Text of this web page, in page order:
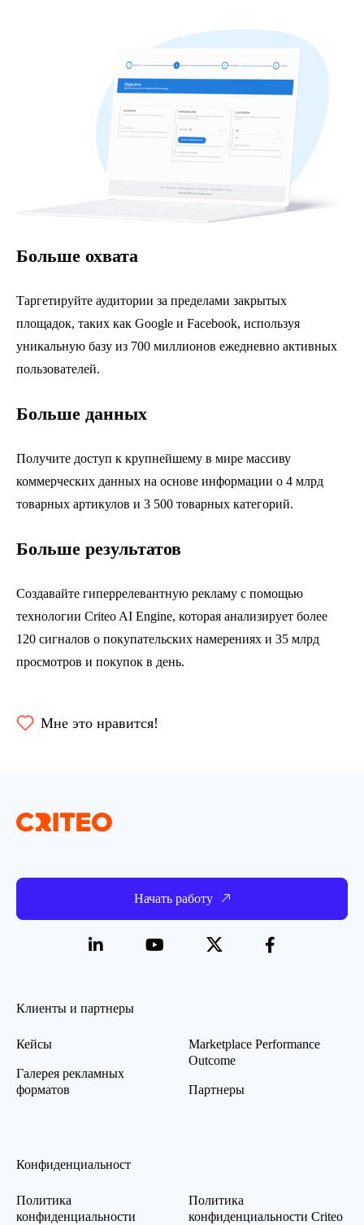
Больше охвата
Таргетируйте аудитории за пределами закрытых
площадок, таких как Google и Facebook, используя
уникальную базу из 700 миллионов ежедневно активных
пользователей.
Больше данных
Получите доступ к крупнейшему в мире массиву
коммерческих данных на основе информации о 4 млрд
товарных артикулов и 3 500 товарных категорий.
Больше результатов
Создавайте гиперрелевантную рекламу с помощью
технологии Criteo AI Engine, которая анализирует более
120 сигналов о покупательских намерениях и 35 млрд
просмотров и покупок в день.
Мне это нравится!
Начать работу
Клиенты и партнеры
Кейсы
Галерея рекламных
форматов
Marketplace Performance
Outcome
Партнеры
Конфиденциальност
Политика
конфиденциальности
Политика
конфиденциальности Criteo